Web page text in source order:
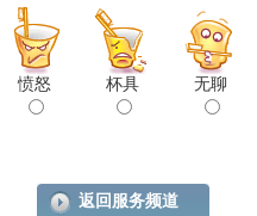
愤怒 杯具 无聊
返回服务频道